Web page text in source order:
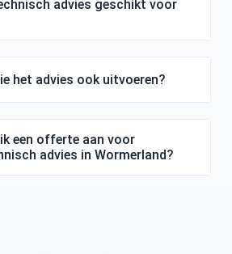
advies geschikt voor
het advies ook uitvoeren?
een offerte aan voor
advies in Wormerland?